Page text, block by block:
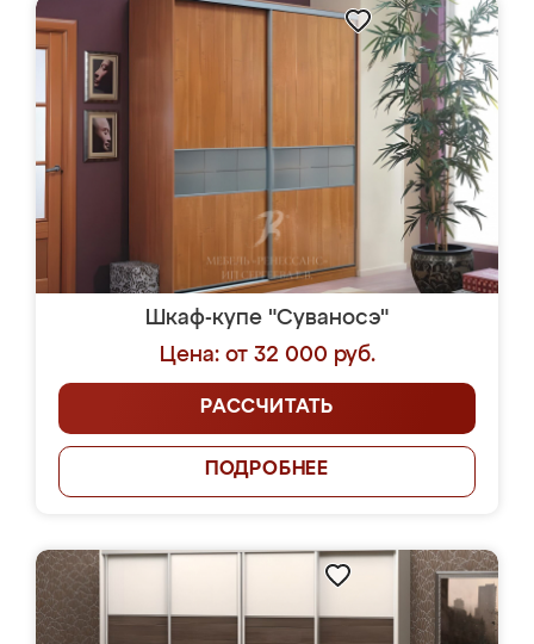
Шкаф-купе "Суваносэ"
Цена: от 32 000 руб.
РАССЧИТАТЬ
ПОДРОБНЕЕ